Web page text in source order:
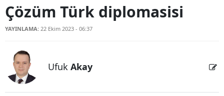
Çözüm Türk diplomasisi
YAYINLAMA: 22 Ekim 2023 - 06:37
Ufuk Akay